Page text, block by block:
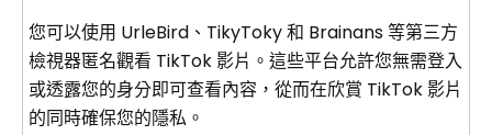
您可以使用 UrleBird、TikyToky 和 ​​Brainans 等第三方
檢視器匿名觀看 TikTok 影片。這些平台允許您無需登入
或透露您的身分即可查看內容，從而在欣賞 TikTok 影片
的同時確保您的隱私。